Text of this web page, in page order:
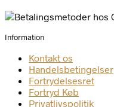
Information
Kontakt os
Handelsbetingelser
Fortrydelsesret
Fortryd Køb
Privatlivspolitik